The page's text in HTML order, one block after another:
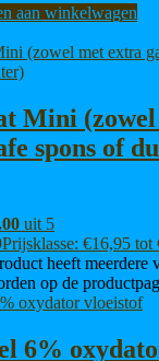
aan winkelwagen
Mini
spons of
uit 5
Prijsklasse: €16,95 tot
heeft meerdere
op de
6%